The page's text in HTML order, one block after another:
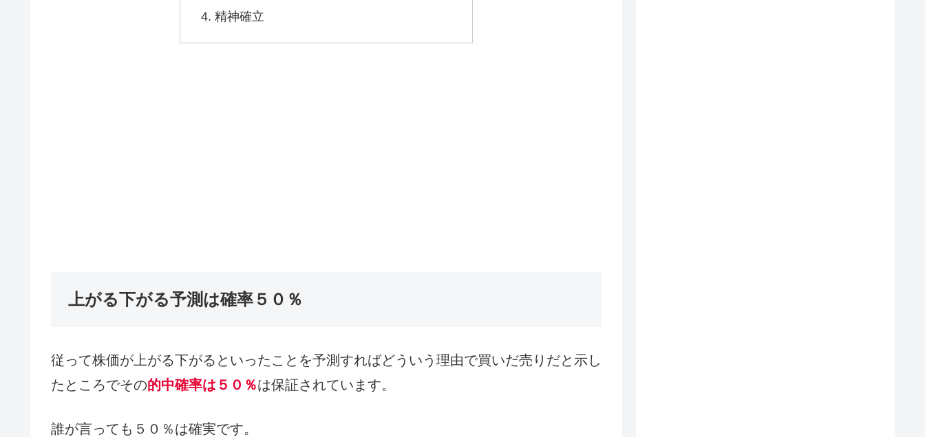
精神確立
上がる下がる予測は確率５０％
従って株価が上がる下がるといったことを予測すればどういう理由で買いだ売りだと示し
たところでその的中確率は５０％は保証されています。
誰が言っても５０％は確実です。